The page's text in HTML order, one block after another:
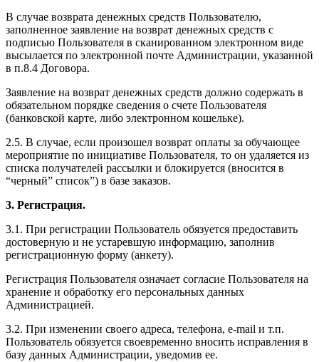
В случае возврата денежных средств Пользователю,
заполненное заявление на возврат денежных средств с
подписью Пользователя в сканированном электронном виде
высылается по электронной почте Администрации, указанной
в п.8.4 Договора.
Заявление на возврат денежных средств должно содержать в
обязательном порядке сведения о счете Пользователя
(банковской карте, либо электронном кошельке).
2.5. В случае, если произошел возврат оплаты за обучающее
мероприятие по инициативе Пользователя, то он удаляется из
списка получателей рассылки и блокируется (вносится в
“черный” список”) в базе заказов.
3. Регистрация.
3.1. При регистрации Пользователь обязуется предоставить
достоверную и не устаревшую информацию, заполнив
регистрационную форму (анкету).
Регистрация Пользователя означает согласие Пользователя на
хранение и обработку его персональных данных
Администрацией.
3.2. При изменении своего адреса, телефона, e-mail и т.п.
Пользователь обязуется своевременно вносить исправления в
базу данных Администрации, уведомив ее.